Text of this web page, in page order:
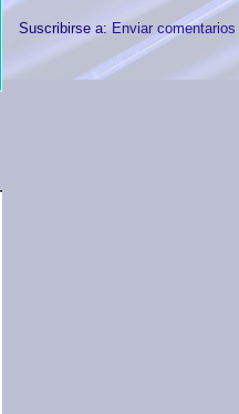
Suscribirse a: Enviar